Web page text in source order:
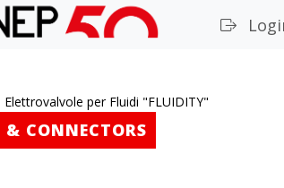
Elettrovalvole per Fluidi "FLUIDITY"
& CONNECTORS